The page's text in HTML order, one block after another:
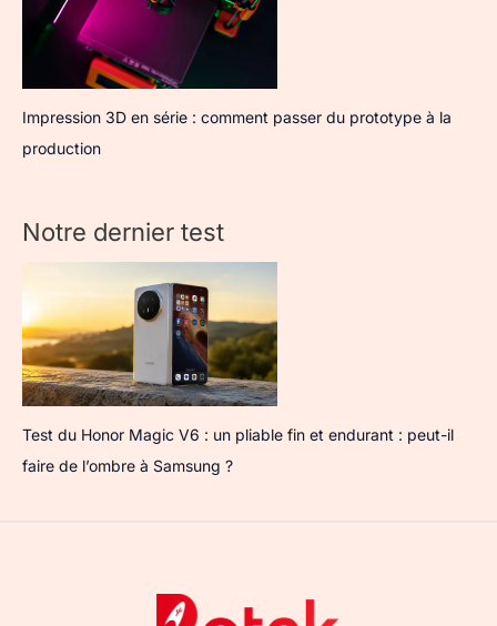
Impression 3D en série : comment passer du prototype à la
production
Notre dernier test
Test du Honor Magic V6 : un pliable fin et endurant : peut-il
faire de l’ombre à Samsung ?